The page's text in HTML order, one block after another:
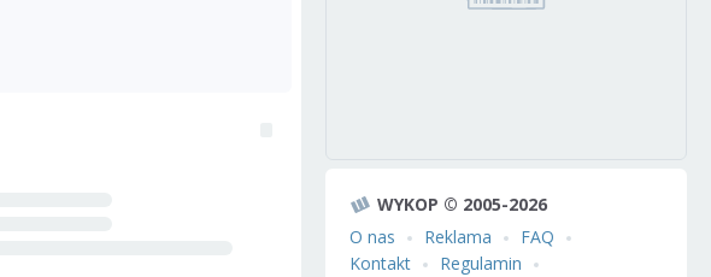
WYKOP © 2005-2026
O nas
Reklama
FAQ
Kontakt
Regulamin